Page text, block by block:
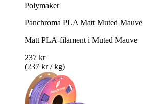
Polymaker
Panchroma PLA Matt Muted Mauve
Matt PLA-filament i Muted Mauve
237 kr
(237 kr / kg)